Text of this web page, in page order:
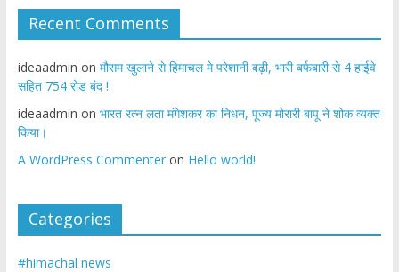
Recent Comments
ideaadmin on मौसम खुलाने से हिमाचल मे परेशानी बढ़ी, भारी बर्फबारी से 4 हाईवे
सहित 754 रोड बंद !
ideaadmin on भारत रत्न लता मंगेशकर का निधन, पूज्य मोरारी बापू ने शोक व्यक्त
किया।
A WordPress Commenteron Hello world!
Categories
#himachal news